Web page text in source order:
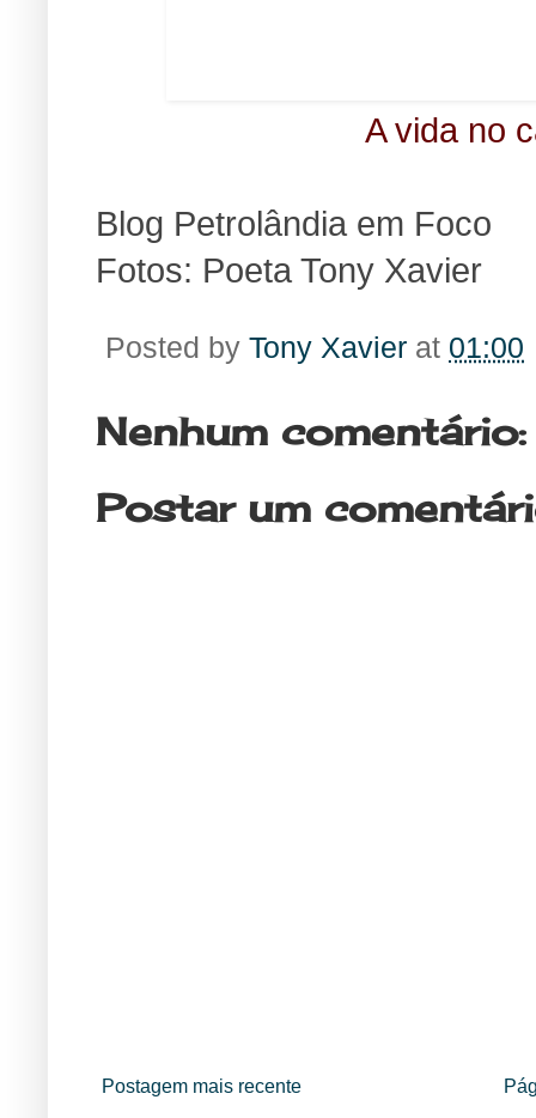
A vida no
Blog Petrolândia em Foco
Fotos: Poeta Tony Xavier
Posted by Tony Xavier at 01:00
Nenhum comentário:
Postar um
Postagem mais recente